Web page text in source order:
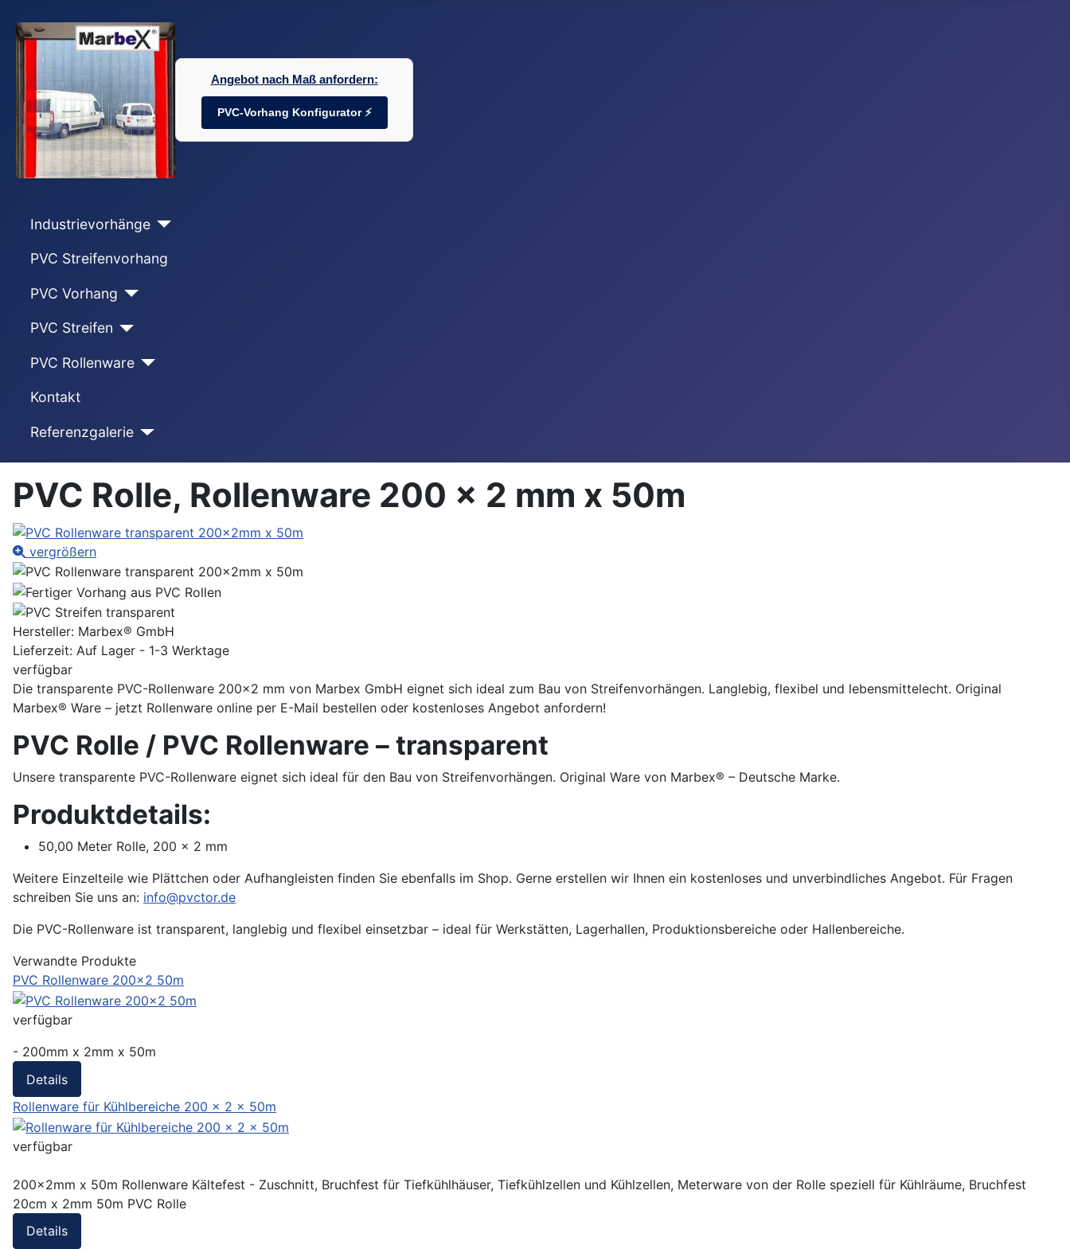
Angebot nach Maß anfordern:
PVC-Vorhang Konfigurator ⚡
Industrievorhänge
PVC Streifenvorhang
PVC Vorhang
PVC Streifen
PVC Rollenware
Kontakt
Referenzgalerie
PVC Rolle, Rollenware 200 x 2 mm x 50m
vergrößern
Hersteller: Marbex® GmbH
Lieferzeit: Auf Lager - 1-3 Werktage
verfügbar
Die transparente PVC-Rollenware 200x2 mm von Marbex GmbH eignet sich ideal zum Bau von Streifenvorhängen. Langlebig, flexibel und lebensmittelecht. Original
Marbex® Ware – jetzt Rollenware online per E-Mail bestellen oder kostenloses Angebot anfordern!
PVC Rolle / PVC Rollenware – transparent
Unsere transparente PVC-Rollenware eignet sich ideal für den Bau von Streifenvorhängen. Original Ware von Marbex® – Deutsche Marke.
Produktdetails:
50,00 Meter Rolle, 200 × 2 mm
Weitere Einzelteile wie Plättchen oder Aufhangleisten finden Sie ebenfalls im Shop. Gerne erstellen wir Ihnen ein kostenloses und unverbindliches Angebot. Für Fragen
schreiben Sie uns an: info@pvctor.de
Die PVC-Rollenware ist transparent, langlebig und flexibel einsetzbar – ideal für Werkstätten, Lagerhallen, Produktionsbereiche oder Hallenbereiche.
Verwandte Produkte
PVC Rollenware 200x2 50m
verfügbar
- 200mm x 2mm x 50m
Details
Rollenware für Kühlbereiche 200 x 2 x 50m
verfügbar
200x2mm x 50m Rollenware Kältefest - Zuschnitt, Bruchfest für Tiefkühlhäuser, Tiefkühlzellen und Kühlzellen, Meterware von der Rolle speziell für Kühlräume, Bruchfest
20cm x 2mm 50m PVC Rolle
Details